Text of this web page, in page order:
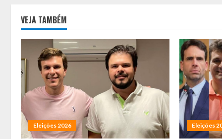
VEJA TAMBÉM
Eleições 2026 Eleições